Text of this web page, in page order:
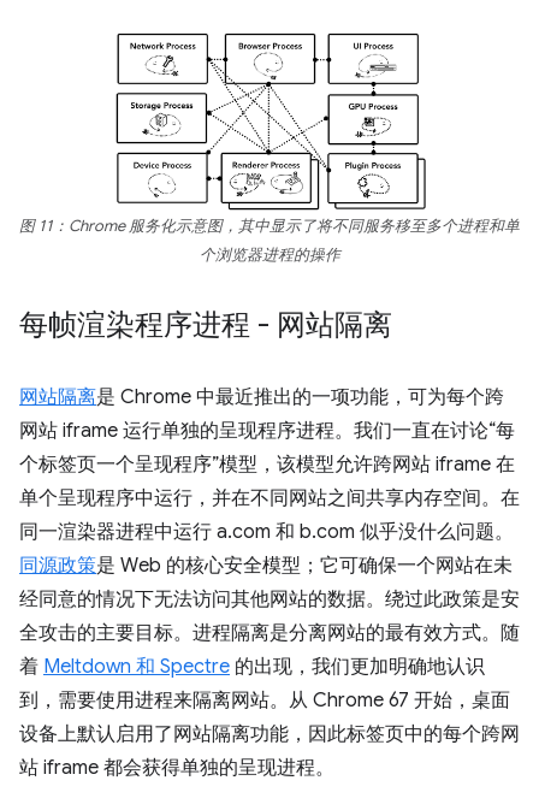
图 11：Chrome 服务化示意图，其中显示了将不同服务移至多个进程和单
个浏览器进程的操作
每帧渲染程序进程 - 网站隔离
网站隔离是 Chrome 中最近推出的一项功能，可为每个跨
网站 iframe 运行单独的呈现程序进程。我们一直在讨论“每
个标签页一个呈现程序”模型，该模型允许跨网站 iframe 在
单个呈现程序中运行，并在不同网站之间共享内存空间。在
同一渲染器进程中运行 a.com 和 b.com 似乎没什么问题。
同源政策是 Web 的核心安全模型；它可确保一个网站在未
经同意的情况下无法访问其他网站的数据。绕过此政策是安
全攻击的主要目标。进程隔离是分离网站的最有效方式。随
着 Meltdown 和 Spectre 的出现，我们更加明确地认识
到，需要使用进程来隔离网站。从 Chrome 67 开始，桌面
设备上默认启用了网站隔离功能，因此标签页中的每个跨网
站 iframe 都会获得单独的呈现进程。